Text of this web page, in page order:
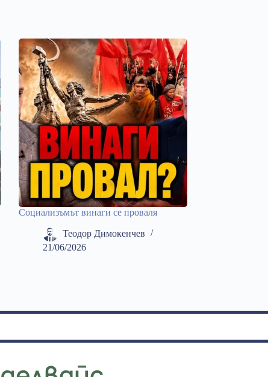
Социализъмът винаги се проваля
Теодор Димокенчев
21/06/2026